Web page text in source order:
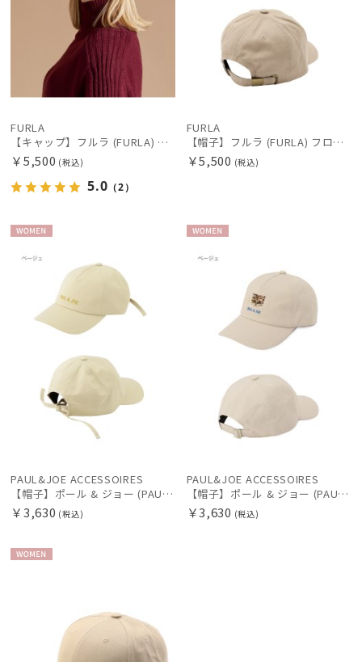
販売状況
入荷状況
FURLA
【キャップ】フルラ (FURLA) スエードキャップ FURLA刺繍 UV
￥5,500 (税込)
5.0 （2）
FURLA
【帽子】フルラ (FURLA) フロントロゴ刺繍キャップ
￥5,500 (税込)
PAUL&JOE ACCESSOIRES
【帽子】ポール & ジョー (PAUL & JOE ACCESSOIRES) ロゴ刺繍 リボン キャップ 【公式ムーンバット】 レディース
￥3,630 (税込)
PAUL&JOE ACCESSOIRES
【帽子】ポール & ジョー (PAUL & JOE ACCESSOIRES) 猫 刺繍 無地 ギンガムチェック キャップ 【公式ムーンバット】 レディース
￥3,630 (税込)